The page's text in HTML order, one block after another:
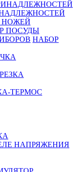
НОЖЕЙ
ПОСУДЫ
НАБОР
ТЕРМОС
НАПРЯЖЕНИЯ